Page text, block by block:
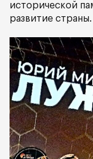
исторической
развитие страны.